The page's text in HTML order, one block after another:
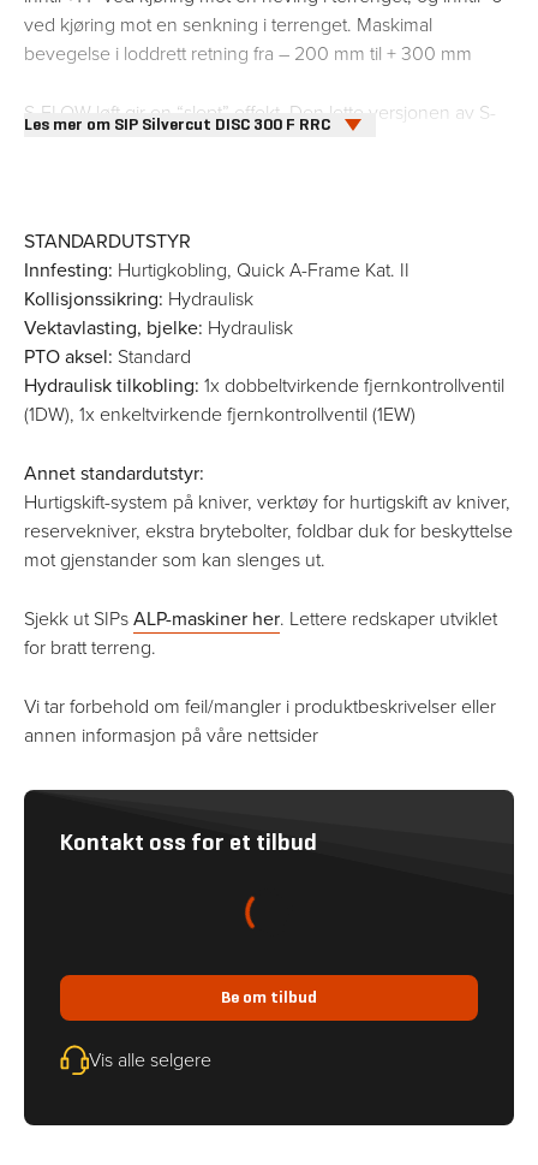
ved kjøring mot en senkning i terrenget. Maskimal
bevegelse i loddrett retning fra – 200 mm til + 300 mm
S-FLOW-løft gir en “slept” effekt. Den lette versjonen av S-
noe tyngre frontslåmaskiner, slik som modeller med
stålfinger- og gummivalsekondisjonerer.
S-FLOW-koblingen med sitt hydro-pneumatiske
dempesystem gjør slåmaskinen svært responsiv for
endringer i underlaget. Opp- og nedbevegelsen til
slåmaskinen er dermed i området −6° til +14°, og
sidebevegelsen til slåmaskinen er i området 28°.
For å oppnå et effektivt og godt slåtteresultat er optimal flyt
viktig der det er avgjørende å få flyttet slått gras til baksiden
av bjelken så fort som mulig slik at gras-strømmen ikke
bremses. Dette er grunnen til at vi har utviklet
spesialutformede slåtteskiver som gir en kjapp og effektiv
forflytning av graset over bjelken, også i bratt lende.
Den hydro-pneumatiske vektavlastninga sikrer at bjelken
går med et jevnt marktrykk, hindrer kjøreskader på
grasmarka og reduserer faren for at jordrester blandes inn i
systemtrykket til en hver tid.
Les mer om SIP Silvercut DISC 300 F RRC
STANDARDUTSTYR
Innfesting: Hurtigkobling, Quick A-Frame Kat. II
Kollisjonssikring: Hydraulisk
Vektavlasting, bjelke: Hydraulisk
PTO aksel: Standard
Hydraulisk tilkobling: 1x dobbeltvirkende fjernkontrollventil
(1DW), 1x enkeltvirkende fjernkontrollventil (1EW)
Annet standardutstyr:
Hurtigskift-system på kniver, verktøy for hurtigskift av kniver,
reservekniver, ekstra brytebolter, foldbar duk for beskyttelse
mot gjenstander som kan slenges ut.
Sjekk ut SIPsALP-maskiner her. Lettere redskaper utviklet
for bratt terreng.
Vi tar forbehold om feil/mangler i produktbeskrivelser eller
annen informasjon på våre nettsider
Kontakt oss for et tilbud
Be om tilbud
Vis alle selgere